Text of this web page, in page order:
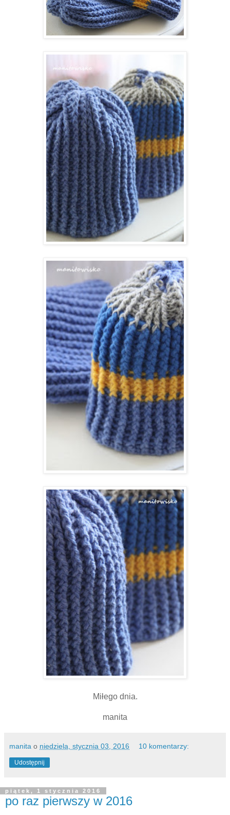
Miłego dnia.
manita
manita o niedziela, stycznia 03, 2016 10 komentarzy:
Udostępnij
piątek, 1 stycznia 2016
po raz pierwszy w 2016